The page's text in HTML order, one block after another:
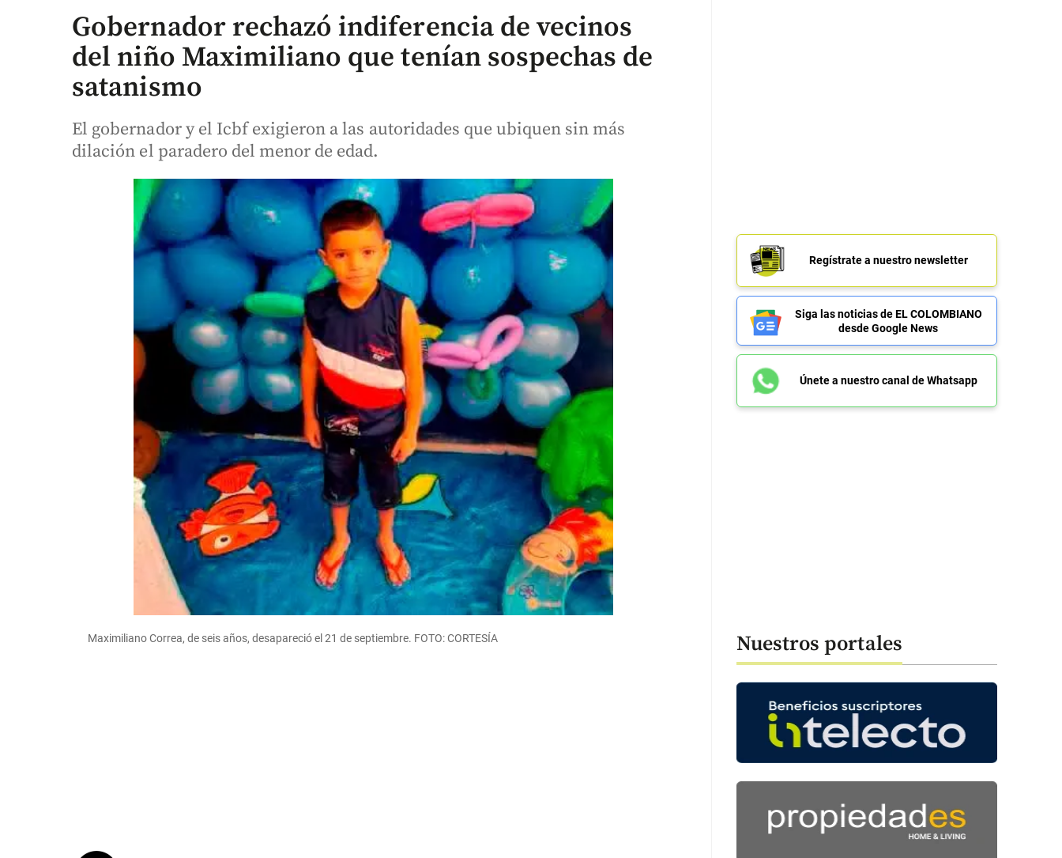
Gobernador rechazó indiferencia de vecinos
del niño Maximiliano que tenían sospechas de
satanismo
El gobernador y el Icbf exigieron a las autoridades que ubiquen sin más
dilación el paradero del menor de edad.
Maximiliano Correa, de seis años, desapareció el 21 de septiembre. FOTO: CORTESÍA
Regístrate a nuestro newsletter
Siga las noticias de EL COLOMBIANO
desde Google News
Únete a nuestro canal de Whatsapp
Nuestros portales